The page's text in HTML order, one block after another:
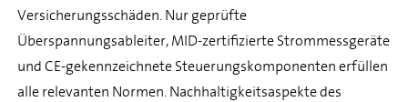
Versicherungsschäden. Nur geprüfte
Überspannungsableiter, MID-zertifizierte Strommessgeräte
und CE-gekennzeichnete Steuerungskomponenten erfüllen
alle relevanten Normen. Nachhaltigkeitsaspekte des